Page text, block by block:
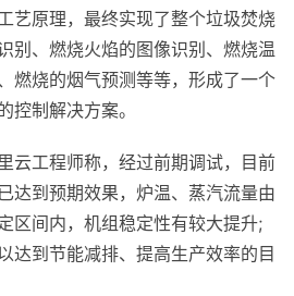
艺原理，最终实现了整个垃圾焚烧
别、燃烧火焰的图像识别、燃烧温
燃烧的烟气预测等等，形成了一个
控制解决方案。
云工程师称，经过前期调试，目前
达到预期效果，炉温、蒸汽流量由
区间内，机组稳定性有较大提升;
达到节能减排、提高生产效率的目